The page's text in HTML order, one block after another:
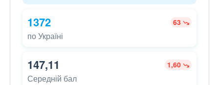
1372 63
по Україні
147,11 1,60
Середній бал